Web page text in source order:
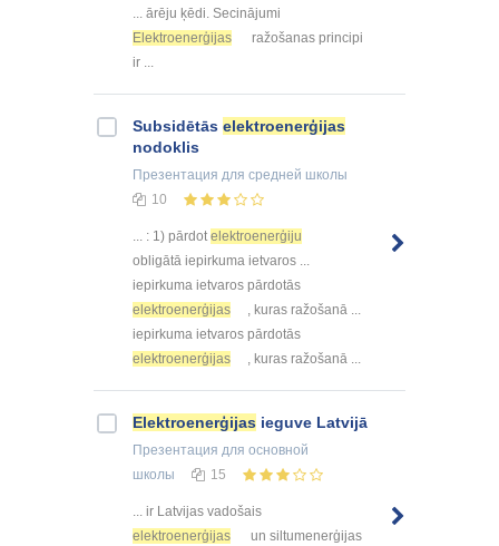
... ārēju ķēdi. Secinājumi
Elektroenerģijas
ražošanas principi
ir ...
Subsidētās elektroenerģijas
nodoklis
Презентация для средней школы
10
... : 1) pārdotelektroenerģiju
obligātā iepirkuma ietvaros ...
iepirkuma ietvaros pārdotās
elektroenerģijas
, kuras ražošanā ...
iepirkuma ietvaros pārdotās
elektroenerģijas
, kuras ražošanā ...
Elektroenerģijas ieguve Latvijā
Презентация для основной
школы
15
... ir Latvijas vadošais
elektroenerģijas
un siltumenerģijas